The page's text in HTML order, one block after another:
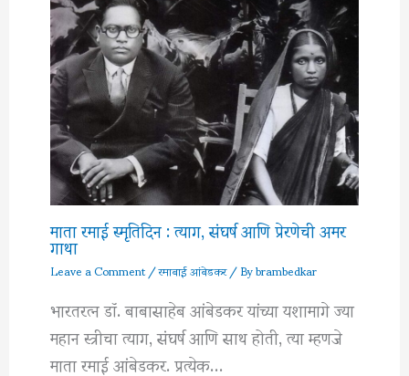
माता रमाई स्मृतिदिन : त्याग, संघर्ष आणि प्रेरणेची अमर
गाथा
Leave a Comment/रमाबाई आंबेडकर/ Bybrambedkar
भारतरत्न डॉ. बाबासाहेब आंबेडकर यांच्या यशामागे ज्या
महान स्त्रीचा त्याग, संघर्ष आणि साथ होती, त्या म्हणजे
माता रमाई आंबेडकर. प्रत्येक…